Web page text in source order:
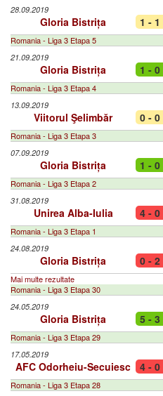
28.09.2019
Gloria Bistrița 1 - 1
Romania - Liga 3 Etapa 5
21.09.2019
Gloria Bistrița 1 - 0
Romania - Liga 3 Etapa 4
13.09.2019
Viitorul Şelimbăr 0 - 0
Romania - Liga 3 Etapa 3
07.09.2019
Gloria Bistrița 1 - 0
Romania - Liga 3 Etapa 2
31.08.2019
Unirea Alba-Iulia 4 - 0
Romania - Liga 3 Etapa 1
24.08.2019
Gloria Bistrița 0 - 2
Mai multe rezultate
Romania - Liga 3 Etapa 30
24.05.2019
Gloria Bistrița 5 - 3
Romania - Liga 3 Etapa 29
17.05.2019
AFC Odorheiu-Secuiesc 4 - 0
Romania - Liga 3 Etapa 28